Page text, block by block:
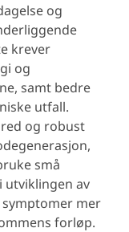
og
krever
og
samt bedre
utfall.
og robust
små
utviklingen av
mer
forløp.